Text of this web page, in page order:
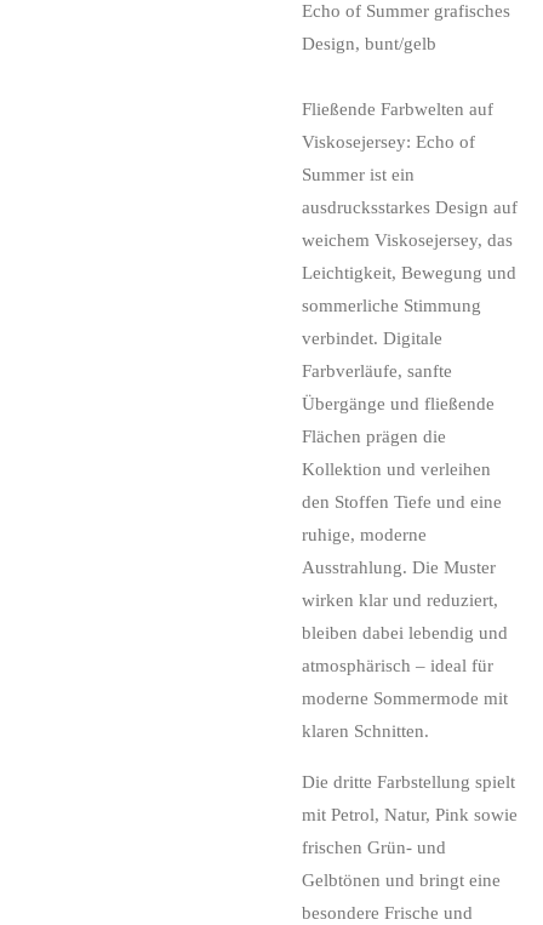
Echo of Summer grafisches
Design, bunt/gelb
Fließende Farbwelten auf
Viskosejersey: Echo of
Summer ist ein
ausdrucksstarkes Design auf
weichem Viskosejersey, das
Leichtigkeit, Bewegung und
sommerliche Stimmung
verbindet. Digitale
Farbverläufe, sanfte
Übergänge und fließende
Flächen prägen die
Kollektion und verleihen
den Stoffen Tiefe und eine
ruhige, moderne
Ausstrahlung. Die Muster
wirken klar und reduziert,
bleiben dabei lebendig und
atmosphärisch – ideal für
moderne Sommermode mit
klaren Schnitten.
Die dritte Farbstellung spielt
mit Petrol, Natur, Pink sowie
frischen Grün- und
Gelbtönen und bringt eine
besondere Frische und